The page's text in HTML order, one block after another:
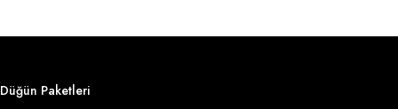
Düğün Paketleri